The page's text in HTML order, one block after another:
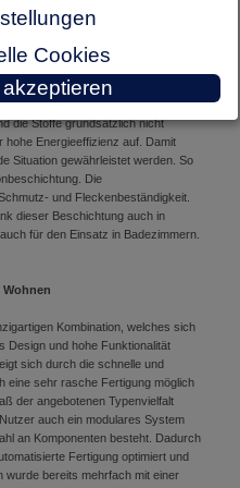
montieren lassen und alternativ auf
Sonnenschutzsysteme werden
Sie kann an Fenster, Tür,
in vier verschiedenen Folien
Farbmuster. Viele Stoffe
die Stoffe grundsätzlich nicht
hohe Energieeffizienz auf. Damit
Situation gewährleistet werden. So
Die
und Fleckenbeständigkeit.
dieser Beschichtung auch in
für den Einsatz in Badezimmern.
Wohnen
Kombination, welches sich
Design und hohe Funktionalität
sich durch die schnelle und
eine sehr rasche Fertigung möglich
der angebotenen Typenvielfalt
auch ein modulares System
an Komponenten besteht. Dadurch
Fertigung optimiert und
wurde bereits mehrfach mit einer
Cookies